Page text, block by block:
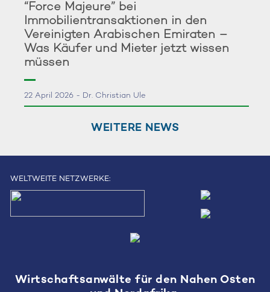
“Force Majeure” bei
Immobilientransaktionen in den
Vereinigten Arabischen Emiraten –
Was Käufer und Mieter jetzt wissen
müssen
22 April 2026 - Dr. Christian Ule
WEITERE NEWS
WELTWEITE NETZWERKE:
Wirtschaftsanwälte für den Nahen Osten